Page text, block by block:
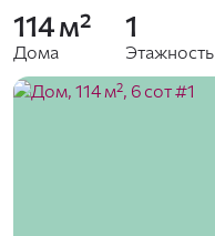
114 м²
Дома
1
Этажность